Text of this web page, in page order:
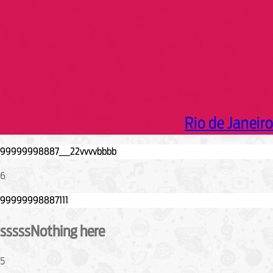
Rio de Janeiro
6
sssssNothing here
5